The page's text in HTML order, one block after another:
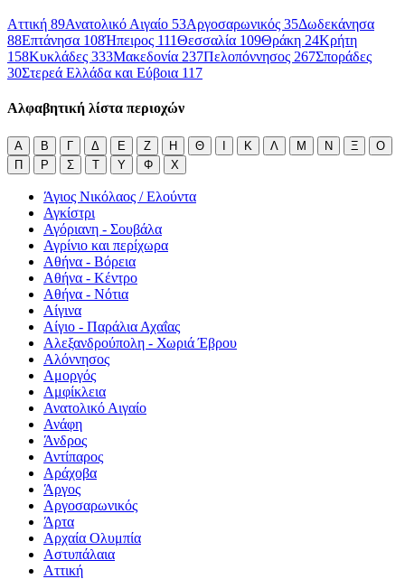
Αττική 89Ανατολικό Αιγαίο 53Αργοσαρωνικός 35Δωδεκάνησα
88Επτάνησα 108Ήπειρος 111Θεσσαλία 109Θράκη 24Κρήτη
158Κυκλάδες 333Μακεδονία 237Πελοπόννησος 267Σποράδες
30Στερεά Ελλάδα και Εύβοια 117
Αλφαβητική λίστα περιοχών
Α Β Γ Δ Ε Ζ Η Θ Ι Κ Λ Μ Ν Ξ
Ο
Π
Ρ Σ Τ Υ Φ Χ
Άγιος Νικόλαος / Ελούντα
Αγκίστρι
Αγόριανη - Σουβάλα
Αγρίνιο και περίχωρα
Αθήνα - Βόρεια
Αθήνα - Κέντρο
Αθήνα - Νότια
Αίγινα
Αίγιο - Παράλια Αχαΐας
Αλεξανδρούπολη - Χωριά Έβρου
Αλόννησος
Αμοργός
Αμφίκλεια
Ανατολικό Αιγαίο
Ανάφη
Άνδρος
Αντίπαρος
Αράχοβα
Άργος
Αργοσαρωνικός
Άρτα
Αρχαία Ολυμπία
Αστυπάλαια
Αττική